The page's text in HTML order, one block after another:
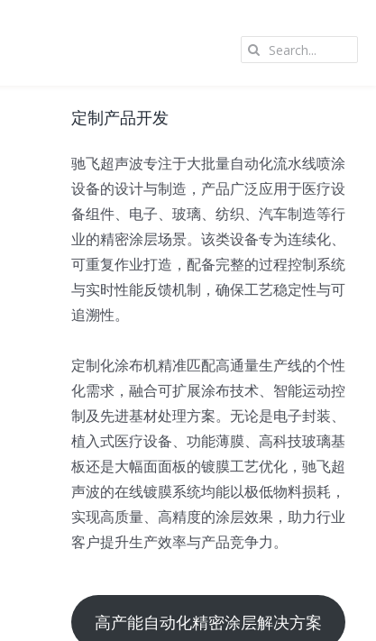
Search
定制产品开发
驰飞超声波专注于大批量自动化流水线喷涂
设备的设计与制造，产品广泛应用于医疗设
备组件、电子、玻璃、纺织、汽车制造等行
业的精密涂层场景。该类设备专为连续化、
可重复作业打造，配备完整的过程控制系统
与实时性能反馈机制，确保工艺稳定性与可
追溯性。
定制化涂布机精准匹配高通量生产线的个性
化需求，融合可扩展涂布技术、智能运动控
制及先进基材处理方案。无论是电子封装、
植入式医疗设备、功能薄膜、高科技玻璃基
板还是大幅面面板的镀膜工艺优化，驰飞超
声波的在线镀膜系统均能以极低物料损耗，
实现高质量、高精度的涂层效果，助力行业
客户提升生产效率与产品竞争力。
高产能自动化精密涂层解决方案